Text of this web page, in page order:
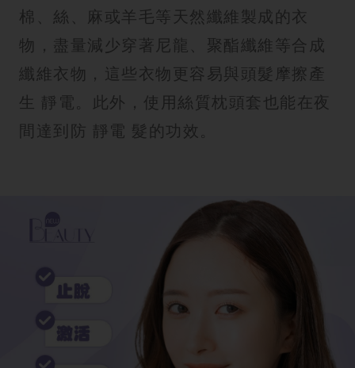
棉、絲、麻或羊毛等天然纖維製成的衣
物，盡量減少穿著尼龍、聚酯纖維等合成
纖維衣物，這些衣物更容易與頭髮摩擦產
生 靜電。此外，使用絲質枕頭套也能在夜
間達到防 靜電 髮的功效。